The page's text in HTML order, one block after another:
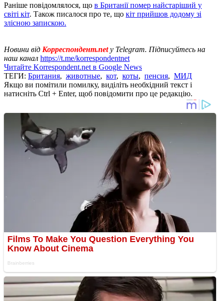
Раніше повідомлялося, що в Британії помер найстаріший у
світі кіт. Також писалося про те, що кіт прийшов додому зі
злісною запискою.
Новини від Корреспондент.net у Telegram. Підписуйтесь на
наш канал https://t.me/korrespondentnet
Читайте Korrespondent.net в Google News
ТЕГИ: Британия, животные, кот, коты, пенсия, МИД
Якщо ви помітили помилку, виділіть необхідний текст і
натисніть Ctrl + Enter, щоб повідомити про це редакцію.